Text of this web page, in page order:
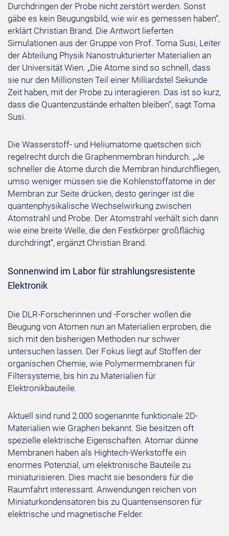
Durchdringen der Probe nicht zerstört werden. Sonst
gäbe es kein Beugungsbild, wie wir es gemessen haben“,
erklärt Christian Brand. Die Antwort lieferten
Simulationen aus der Gruppe von Prof. Toma Susi, Leiter
der Abteilung Physik Nanostrukturierter Materialien an
der Universität Wien. „Die Atome sind so schnell, dass
sie nur den Millionsten Teil einer Milliardstel Sekunde
Zeit haben, mit der Probe zu interagieren. Das ist so kurz,
dass die Quantenzustände erhalten bleiben“, sagt Toma
Susi.
Die Wasserstoff- und Heliumatome quetschen sich
regelrecht durch die Graphenmembran hindurch. „Je
schneller die Atome durch die Membran hindurchfliegen,
umso weniger müssen sie die Kohlenstoffatome in der
Membran zur Seite drücken, desto geringer ist die
quantenphysikalische Wechselwirkung zwischen
Atomstrahl und Probe. Der Atomstrahl verhält sich dann
wie eine breite Welle, die den Festkörper großflächig
durchdringt“, ergänzt Christian Brand.
Sonnenwind im Labor für strahlungsresistente
Elektronik
Die DLR-Forscherinnen und -Forscher wollen die
Beugung von Atomen nun an Materialien erproben, die
sich mit den bisherigen Methoden nur schwer
untersuchen lassen. Der Fokus liegt auf Stoffen der
organischen Chemie, wie Polymermembranen für
Filtersysteme, bis hin zu Materialien für
Elektronikbauteile.
Aktuell sind rund 2.000 sogenannte funktionale 2D-
Materialien wie Graphen bekannt. Sie besitzen oft
spezielle elektrische Eigenschaften. Atomar dünne
Membranen haben als Hightech-Werkstoffe ein
enormes Potenzial, um elektronische Bauteile zu
miniaturisieren. Dies macht sie besonders für die
Raumfahrt interessant. Anwendungen reichen von
Miniaturkondensatoren bis zu Quantensensoren für
elektrische und magnetische Felder.